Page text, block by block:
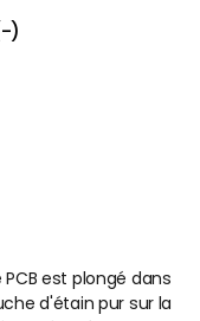
)
est plongé dans
d'étain pur sur la